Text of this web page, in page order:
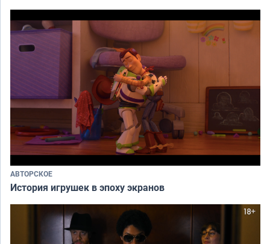
АВТОРСКОЕ
История игрушек в эпоху экранов